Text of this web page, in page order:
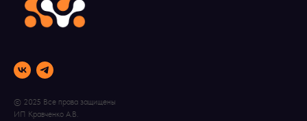
© 2025 Все права защищены
ИП Кравченко А.В.